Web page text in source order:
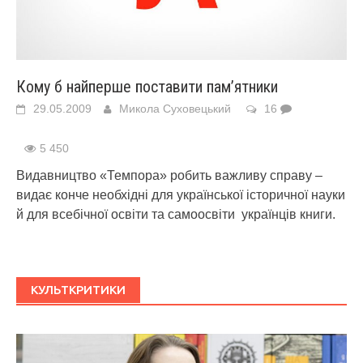
Кому б найперше поставити пам’ятники
29.05.2009 Микола Суховецький 16
5 450
Видавництво «Темпора» робить важливу справу –
видає конче необхідні для української історичної науки
й для всебічної освіти та самоосвіти українців книги.
КУЛЬТКРИТИКИ